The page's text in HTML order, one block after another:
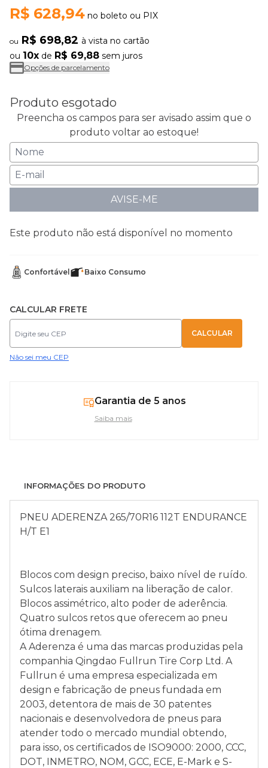
R$ 628,94 no boleto ou PIX
ou R$ 698,82 à vista no cartão
ou 10x de R$ 69,88 sem juros
Opções de parcelamento
Produto esgotado
Preencha os campos para ser avisado assim que o
produto voltar ao estoque!
AVISE-ME
Este produto não está disponível no momento
Confortável Baixo Consumo
CALCULAR FRETE
Não sei meu CEP
Garantia de 5 anos
Saiba mais
INFORMAÇÕES DO PRODUTO
PNEU ADERENZA 265/70R16 112T ENDURANCE
H/T E1
Blocos com design preciso, baixo nível de ruído.
Sulcos laterais auxiliam na liberação de calor.
Blocos assimétrico, alto poder de aderência.
Quatro sulcos retos que oferecem ao pneu
ótima drenagem.
A Aderenza é uma das marcas produzidas pela
companhia Qingdao Fullrun Tire Corp Ltd. A
Fullrun é uma empresa especializada em
design e fabricação de pneus fundada em
2003, detentora de mais de 30 patentes
nacionais e desenvolvedora de pneus para
atender todo o mercado mundial obtendo,
para isso, os certificados de ISO9000: 2000, CCC,
DOT, INMETRO, NOM, GCC, ECE, E-Mark e S-